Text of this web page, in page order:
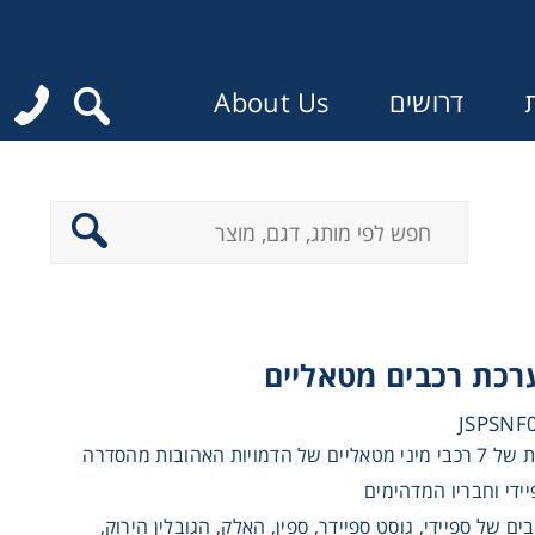
דרושים About Us
רכבים מטאליים
ערכה מהממת של 7 רכבי מיני מטאליים של הדמויות האהובות מהסדרה
וחבריו המדהימים
של ספיידי, גוסט ספיידר, ספין, האלק, הגובלין הירוק,